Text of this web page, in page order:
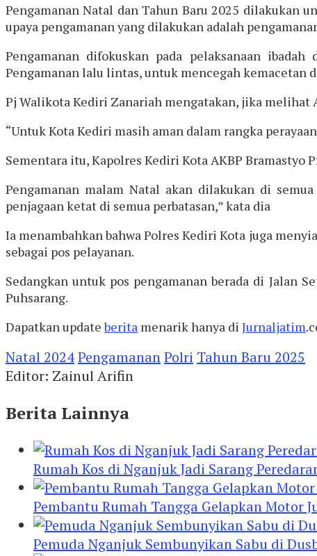
Pengamanan Natal dan Tahun Baru 2025 dilakukan
upaya pengamanan yang dilakukan adalah
Pengamanan difokuskan pada pelaksanaan
Pengamanan lalu lintas, untuk mencegah kemacetan
Pj Walikota Kediri Zanariah mengatakan, jika melihat
“Untuk Kota Kediri masih aman dalam rangka
Sementara itu, Kapolres Kediri Kota AKBP Bramastyo
Pengamanan malam Natal akan dilakukan di
penjagaan ketat di semua perbatasan,” kata dia
Ia menambahkan bahwa Polres Kediri Kota juga
sebagai pos pelayanan.
Sedangkan untuk pos pengamanan berada di Jalan
Puhsarang.
Dapatkan updateberita menarik hanya di Jurnaljatim
Natal 2024PengamananPolri Tahun Baru 2025
Editor: Zainul Arifin
Berita Lainnya
Rumah Kos di Nganjuk Jadi Sarang
Pembantu Rumah Tangga Gelapkan Motor
Pemuda Nganjuk Sembunyikan Sabu di